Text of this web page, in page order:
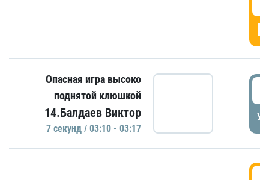
Опасная игра высоко
поднятой клюшкой
14.Балдаев Виктор
7 секунд / 03:10 - 03:17